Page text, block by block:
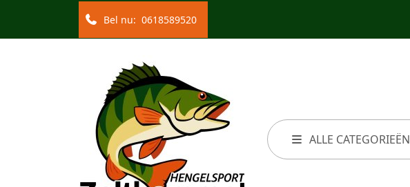
Bel nu: 0618589520
ALLE CATEGORIEËN